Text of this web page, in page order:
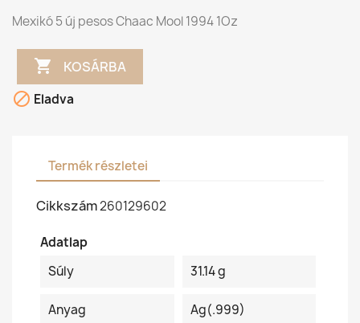
Mexikó 5 új pesos Chaac Mool 1994 1Oz
 KOSÁRBA
 Eladva
Termék részletei
Cikkszám260129602
Adatlap
Súly
31.14 g
Anyag Ag(.999)